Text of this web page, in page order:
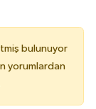
bulunuyor
yorumlardan